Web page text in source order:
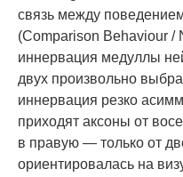
связь между
(Comparison Behaviour /
иннервация медуллы
двух произвольно
иннервация резко
приходят аксоны от
в правую — только от
ориентировалась на